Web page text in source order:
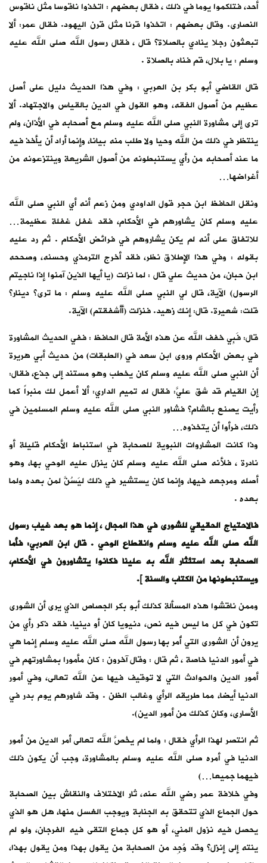
أحد، فتلكموا يوما في ذلك ، فقال بعضهم : اتخذوا ناقوسا مثل ناقوس
النصارى. وقال بعضهم : اتخذوا قرنا مثل قرن اليهود. فقال عمر: ألا
تبعثون رجلا ينادي بالصلاة؟ قال ، فقال رسول الله صلى الله عليه
وسلم : يا بلال، قم فناد بالصلاة .
قال القاضي أبو بكر بن العربي : وفي هذا الحديث دليل على أصل
عظيم من أصول الفقه، وهو القول في الدين بالقياس والاجتهاد. ألا
ترى إلى مشاورة النبي صلى الله عليه وسلم مع أصحابه في الأذان، ولم
ينتظر في ذلك من الله وحيا ولا طلب منه بيانا، وإنما أراد أن يأخذ فيه
ما عند أصحابه من رأي يستنبطونه من أصول الشريعة وينتزعونه من
أغراضها…
ونقل الحافظ ابن حجر قول الداودي ومن زعم أنه أي النبي صلى الله
عليه وسلم كان يشاورهم في الأحكام، فقد غفل غفلة عظيمة…
للاتفاق على أنه لم يكن يشاروهم في فرائض الأحكام . ثم رد عليه
بقوله : وفي هذا الإطلاق نظر، فقد أخرج الترمذي وحسنه، وصححه
ابن حبان، من حديث علي قال : لما نزلت (يا أيها الذين آمنوا إذا ناجيتم
الرسول) الآية، قال لي النبي صلى الله عليه وسلم : ما ترى؟ دينار؟
قلت: شعيرة. قال: إنك زهيد. فنزلت (أأشفقتم) الآية.
قال: فَبِي خفف الله عن هذه الأمة قال الحافظ : ففي الحديث المشاورة
في بعض الأحكام وروى ابن سعد في (الطبقات) من حديث أبي هريرة
أن النبي صلى الله عليه وسلم كان يخطب وهو مستند إلى جذع، فقال:
إن القيام قد شق عليَّ: فقال له تميم الداري: ألا أعمل لك منبراً كما
رأيت يصنع بالشام؟ فشاور النبي صلى الله عليه وسلم المسلمين في
ذلك، فرأوا أن يتخذوه…
وذا كانت المشاروات النبوية للصحابة في استنباط الأحكام قليلة أو
نادرة ، فلأنه صلى الله عليه وسلم كان ينزل عليه الوحي بها، وهو
أصله ومرجعه فيها، وإنما كان يستشير في ذلك ليَسُنَّ لمن بعده ولما
بعده .
فالاحتياج الحقيقي للشورى في هذا المجال ، إنما هو بعد غياب رسول
الله صلى الله عليه وسلم وانقطاع الوحي . قال ابن العربي: فأما
الصحابة بعد استئثار الله به علينا فكانوا يتشاورون في الأحكام،
ويستنبطونها من الكتاب والسنة ].
وممن ناقشوا هذه المسألة كذلك أبو بكر الجصاص الذي يرى أن الشورى
تكون في كل ما ليس فيه نص، دنيويا كان أو دينيا. فقد ذكر رأي من
يرون أن الشورى التي أُمر بها رسول الله صلى الله عليه وسلم إنما هي
في أمور الدنيا خاصة ، ثم قال : وقال آخرون : كان مأمورا بمشاورتهم في
أمور الدين والحوادث التي لا توقيف فيها عن الله تعالى، وفي أمور
الدنيا أيضا، مما طريقه الرأي وغالب الظن . وقد شاورهم يوم بدر في
الأسارى، وكان كذلك من أمور الدين).
ثم انتصر لهذا الرأي فقال : ولما لم يخُصَّ الله تعالى أمر الدين من أمور
الدنيا في أمره صلى الله عليه وسلم بالمشاورة، وجب أن يكون ذلك
فيهما جميعا…)
وفي خلافة عمر رضي الله عنه، ثار الاختلاف والنقاش بين الصحابة
حول الجماع الذي تتحقق به الجنابة ويوجب الغسل منها، هل هو الذي
يحصل فيه نزول المني، أو هو كل جماع التقى فيه الفرجان، ولو لم
ينته إلى إنزل؟ وقد وُجِد من الصحابة من يقول بهذا ومن يقول بهذا،